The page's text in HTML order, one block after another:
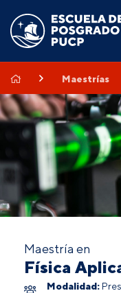
Maestrías
Maestría en
Física
Modalidad: